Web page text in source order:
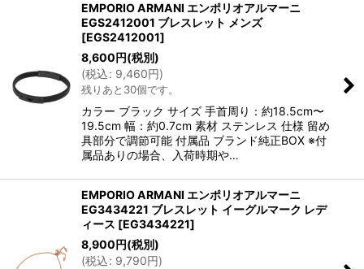
EMPORIO ARMANI エンポリオアルマーニ
EGS2412001 ブレスレット メンズ
[EGS2412001]
8,600円(税別)
(税込: 9,460円)
残りあと30個です。
カラー ブラック サイズ 手首周り：約18.5cm〜
19.5cm 幅：約0.7cm 素材 ステンレス 仕様 留め
具部分で調節可能 付属品 ブランド純正BOX ※付
属品ありの場合、入荷時期や…
EMPORIO ARMANI エンポリオアルマーニ
EG3434221 ブレスレット イーグルマーク レデ
ィース [EG3434221]
8,900円(税別)
(税込: 9,790円)